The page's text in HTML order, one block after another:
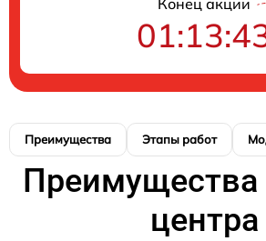
Конец акции
Преимущества Этапы работ
Преимущества
центра